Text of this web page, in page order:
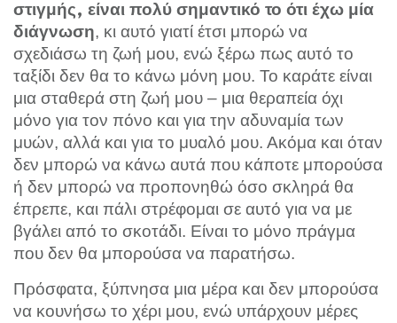
στιγμής, είναι πολύ σημαντικό το ότι έχω μία
διάγνωση, κι αυτό γιατί έτσι μπορώ να
σχεδιάσω τη ζωή μου, ενώ ξέρω πως αυτό το
ταξίδι δεν θα το κάνω μόνη μου. Το καράτε είναι
μια σταθερά στη ζωή μου ‒ μια θεραπεία όχι
μόνο για τον πόνο και για την αδυναμία των
μυών, αλλά και για το μυαλό μου. Ακόμα και όταν
δεν μπορώ να κάνω αυτά που κάποτε μπορούσα
ή δεν μπορώ να προπονηθώ όσο σκληρά θα
έπρεπε, και πάλι στρέφομαι σε αυτό για να με
βγάλει από το σκοτάδι. Είναι το μόνο πράγμα
που δεν θα μπορούσα να παρατήσω.
Πρόσφατα, ξύπνησα μια μέρα και δεν μπορούσα
να κουνήσω το χέρι μου, ενώ υπάρχουν μέρες